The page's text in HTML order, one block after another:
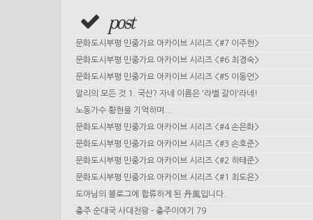
post
문화도시부평 민중가요 아카이브 시리즈 <#7 이주헌>
문화도시부평 민중가요 아카이브 시리즈 <#6 최경숙>
문화도시부평 민중가요 아카이브 시리즈 <#5 이동언>
알리의 모든 것 1. 국산? 자네 이름은 '라벨 갈이'라네!
노동가수 황현을 기억하며...
문화도시부평 민중가요 아카이브 시리즈 <#4 손은화>
문화도시부평 민중가요 아카이브 시리즈 <#3 손호준>
문화도시부평 민중가요 아카이브 시리즈 <#2 하태준>
문화도시부평 민중가요 아카이브 시리즈 <#1 최도은>
도아님의 블로그에 합류하게 된 丹風입니다.
충주 순대국 사대천왕 - 충주이야기 79